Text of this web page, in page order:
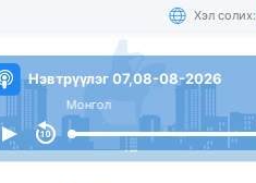
Хэл солих:
Нэвтрүүлэг 07,08-08-2026
Монгол